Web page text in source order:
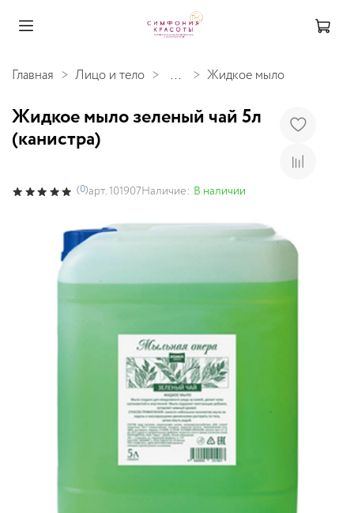
Главная Лицо и тело ... Жидкое мыло
Жидкое мыло зеленый чай 5л
(канистра)
(0)арт.101907Наличие: В наличии